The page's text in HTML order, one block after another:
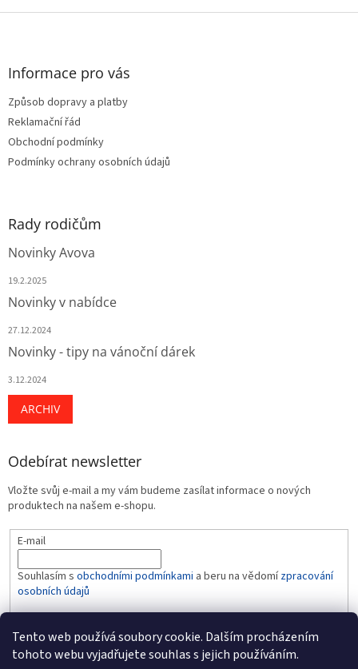
Tento web používá soubory cookie. Dalším procházením
tohoto webu vyjadřujete souhlas s jejich používáním.
a
v
Z
Informace pro vás
Způsob dopravy a platby
Reklamační řád
Obchodní podmínky
Podmínky ochrany osobních údajů
Rady rodičům
Novinky Avova
19.2.2025
Novinky v nabídce
27.12.2024
Novinky - tipy na vánoční dárek
3.12.2024
ARCHIV
Odebírat newsletter
Vložte svůj e-mail a my vám budeme zasílat informace o nových
produktech na našem e-shopu.
E-mail
Souhlasím s obchodními podmínkami a beru na vědomízpracování
osobních údajů
PŘIHLÁSIT SE